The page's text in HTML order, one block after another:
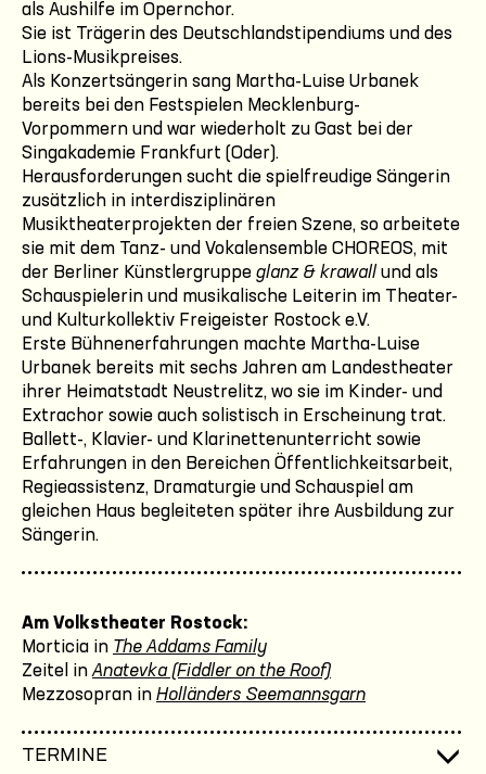
als Aushilfe im Opernchor.
Sie ist Trägerin des Deutschlandstipendiums und des
Lions-Musikpreises.
Als Konzertsängerin sang Martha-Luise Urbanek
bereits bei den Festspielen Mecklenburg-
Vorpommern und war wiederholt zu Gast bei der
Singakademie Frankfurt (Oder).
Herausforderungen sucht die spielfreudige Sängerin
zusätzlich in interdisziplinären
Musiktheaterprojekten der freien Szene, so arbeitete
sie mit dem Tanz- und Vokalensemble CHOREOS, mit
der Berliner Künstlergruppe glanz & krawall und als
Schauspielerin und musikalische Leiterin im Theater-
und Kulturkollektiv Freigeister Rostock e.V.
Erste Bühnenerfahrungen machte Martha-Luise
Urbanek bereits mit sechs Jahren am Landestheater
ihrer Heimatstadt Neustrelitz, wo sie im Kinder- und
Extrachor sowie auch solistisch in Erscheinung trat.
Ballett-, Klavier- und Klarinettenunterricht sowie
Erfahrungen in den Bereichen Öffentlichkeitsarbeit,
Regieassistenz, Dramaturgie und Schauspiel am
gleichen Haus begleiteten später ihre Ausbildung zur
Sängerin.
Am Volkstheater Rostock:
Morticia in The Addams Family
Zeitel in Anatevka (Fiddler on the Roof)
Mezzosopran in Holländers Seemannsgarn
TERMINE